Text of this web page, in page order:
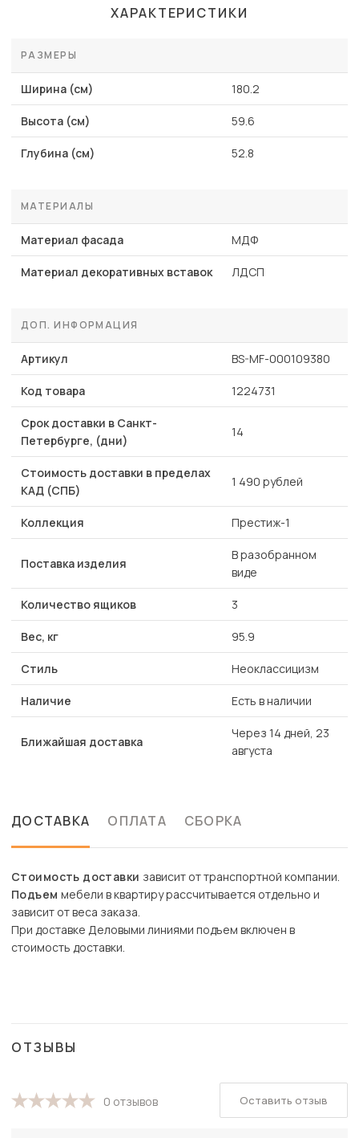
ХАРАКТЕРИСТИКИ
РАЗМЕРЫ
Ширина (см) 180.2
Высота (см) 59.6
Глубина (см) 52.8
МАТЕРИАЛЫ
Материал фасада МДФ
Материал декоративных вставок ЛДСП
ДОП. ИНФОРМАЦИЯ
Артикул BS-MF-000109380
Код товара 1224731
Срок доставки в Санкт-
Петербурге, (дни)
14
Стоимость доставки в пределах
КАД (СПБ)
1 490 рублей
Коллекция Престиж-1
Поставка изделия
В разобранном
виде
Количество ящиков 3
Вес, кг 95.9
Стиль Неоклассицизм
Наличие Есть в наличии
Ближайшая доставка
Через 14 дней, 23
августа
ДОСТАВКА ОПЛАТА СБОРКА
Стоимость доставки зависит от транспортной компании.
Подъем мебели в квартиру рассчитывается отдельно и
зависит от веса заказа.
При доставке Деловыми линиями подъем включен в
стоимость доставки.
ОТЗЫВЫ
0 отзывов Оставить отзыв